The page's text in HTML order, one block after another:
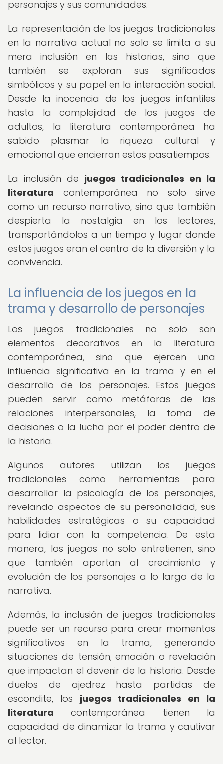
personajes y sus comunidades.
La representación de los juegos tradicionales
en la narrativa actual no solo se limita a su
mera inclusión en las historias, sino que
también se exploran sus significados
simbólicos y su papel en la interacción social.
Desde la inocencia de los juegos infantiles
hasta la complejidad de los juegos de
adultos, la literatura contemporánea ha
sabido plasmar la riqueza cultural y
emocional que encierran estos pasatiempos.
La inclusión de juegos tradicionales en la
literatura contemporánea no solo sirve
como un recurso narrativo, sino que también
despierta la nostalgia en los lectores,
transportándolos a un tiempo y lugar donde
estos juegos eran el centro de la diversión y la
convivencia.
La influencia de los juegos en la
trama y desarrollo de personajes
Los juegos tradicionales no solo son
elementos decorativos en la literatura
contemporánea, sino que ejercen una
influencia significativa en la trama y en el
desarrollo de los personajes. Estos juegos
pueden servir como metáforas de las
relaciones interpersonales, la toma de
decisiones o la lucha por el poder dentro de
la historia.
Algunos autores utilizan los juegos
tradicionales como herramientas para
desarrollar la psicología de los personajes,
revelando aspectos de su personalidad, sus
habilidades estratégicas o su capacidad
para lidiar con la competencia. De esta
manera, los juegos no solo entretienen, sino
que también aportan al crecimiento y
evolución de los personajes a lo largo de la
narrativa.
Además, la inclusión de juegos tradicionales
puede ser un recurso para crear momentos
significativos en la trama, generando
situaciones de tensión, emoción o revelación
que impactan el devenir de la historia. Desde
duelos de ajedrez hasta partidas de
escondite, los juegos tradicionales en la
literatura contemporánea tienen la
capacidad de dinamizar la trama y cautivar
al lector.